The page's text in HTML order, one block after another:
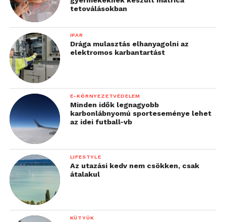
tetoválásokban
IPAR
Drága mulasztás elhanyagolni az
elektromos karbantartást
E-KÖRNYEZETVÉDELEM
Minden idők legnagyobb
karbonlábnyomú sporteseménye lehet
az idei futball-vb
LIFESTYLE
Az utazási kedv nem csökken, csak
átalakul
KÜTYÜK